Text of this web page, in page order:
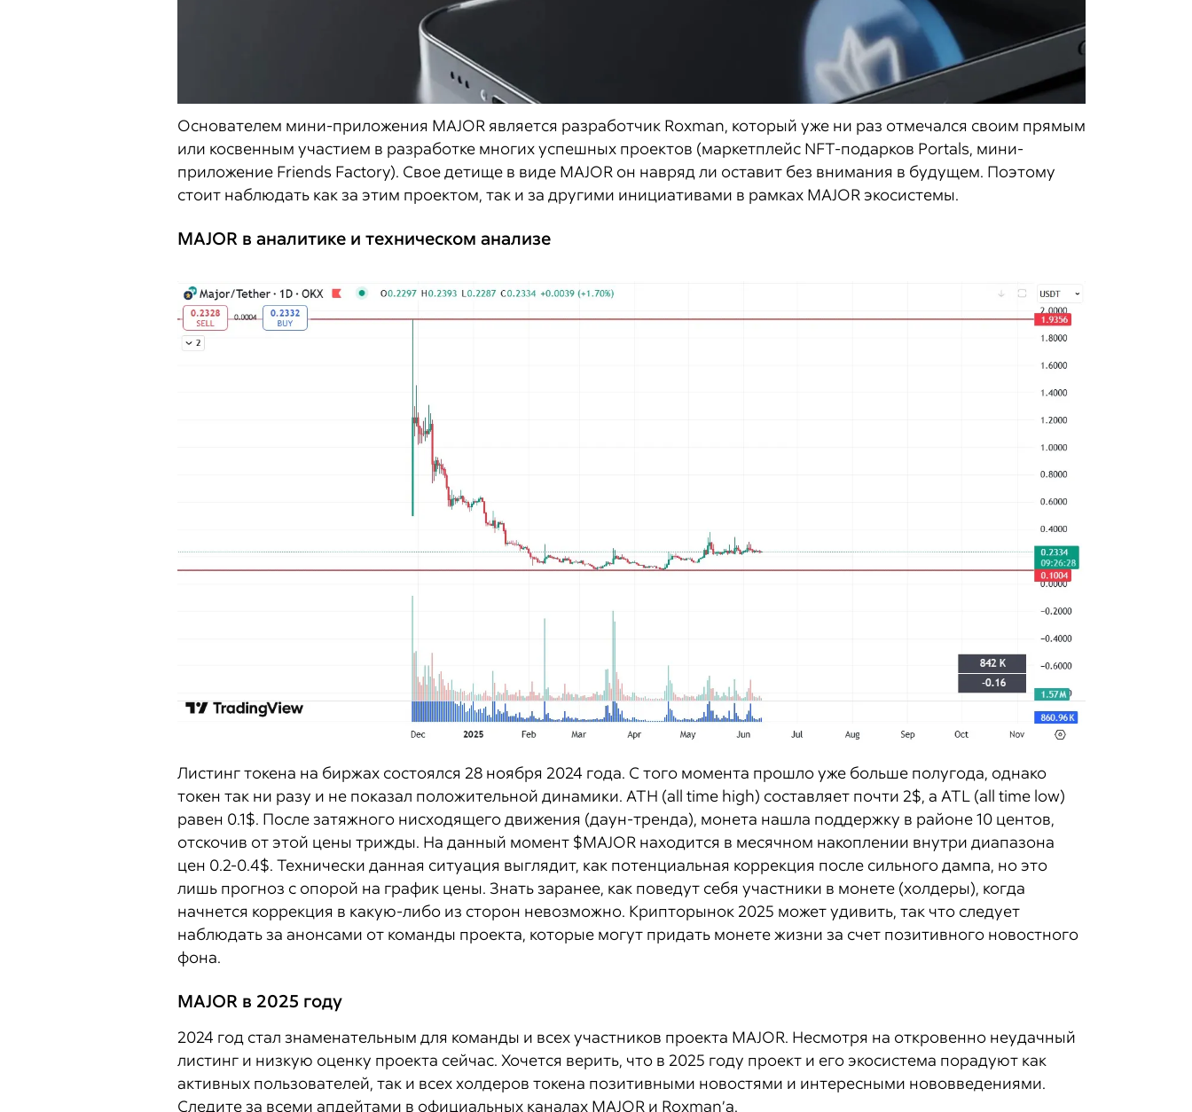
Основателем мини-приложения MAJOR является разработчик Roxman, который уже ни раз отмечался своим прямым
или косвенным участием в разработке многих успешных проектов (маркетплейс NFT-подарков Portals, мини-
приложение Friends Factory). Свое детище в виде MAJOR он навряд ли оставит без внимания в будущем. Поэтому
стоит наблюдать как за этим проектом, так и за другими инициативами в рамках MAJOR экосистемы.
MAJOR в аналитике и техническом анализе
Листинг токена на биржах состоялся 28 ноября 2024 года. С того момента прошло уже больше полугода, однако
токен так ни разу и не показал положительной динамики. АТH (all time high) составляет почти 2$, а ATL (all time low)
равен 0.1$. После затяжного нисходящего движения (даун-тренда), монета нашла поддержку в районе 10 центов,
отскочив от этой цены трижды. На данный момент $MAJOR находится в месячном накоплении внутри диапазона
цен 0.2-0.4$. Технически данная ситуация выглядит, как потенциальная коррекция после сильного дампа, но это
лишь прогноз с опорой на график цены. Знать заранее, как поведут себя участники в монете (холдеры), когда
начнется коррекция в какую-либо из сторон невозможно. Крипторынок 2025 может удивить, так что следует
наблюдать за анонсами от команды проекта, которые могут придать монете жизни за счет позитивного новостного
фона.
MAJOR в 2025 году
2024 год стал знаменательным для команды и всех участников проекта MAJOR. Несмотря на откровенно неудачный
листинг и низкую оценку проекта сейчас. Хочется верить, что в 2025 году проект и его экосистема порадуют как
активных пользователей, так и всех холдеров токена позитивными новостями и интересными нововведениями.
Следите за всеми апдейтами в официальных каналах MAJOR и Roxman’a.